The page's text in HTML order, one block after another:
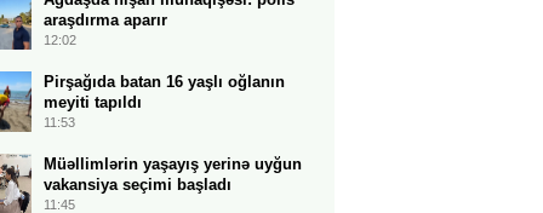
araşdırma aparır
12:02
Pirşağıda batan 16 yaşlı oğlanın
meyiti tapıldı
11:53
Müəllimlərin yaşayış yerinə uyğun
vakansiya seçimi başladı
11:45